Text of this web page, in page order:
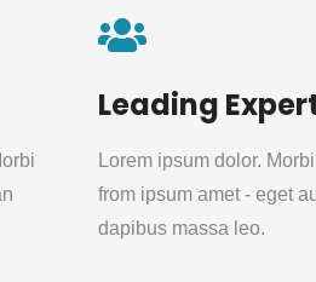
Leading
Lorem ipsum dolor.
from ipsum amet - eget
dapibus massa leo.